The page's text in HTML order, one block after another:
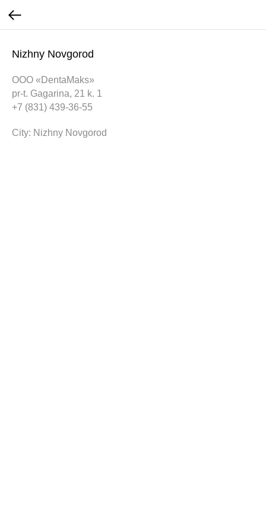
Nizhny Novgorod
ООО «DentaMaks»
pr-t. Gagarina, 21 k. 1
+7 (831) 439-36-55
City: Nizhny Novgorod